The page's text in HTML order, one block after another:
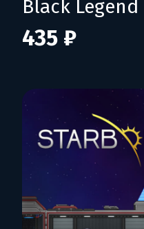
Black Legend
435 ₽